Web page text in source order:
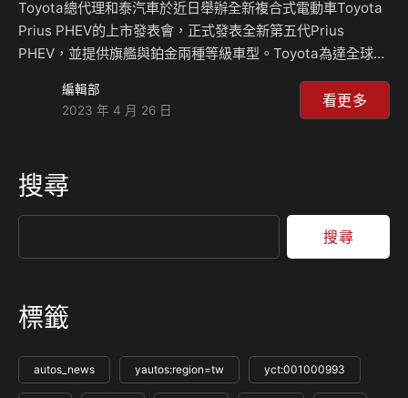
Toyota總代理和泰汽車於近日舉辦全新複合式電動車Toyota
Prius PHEV的上市發表會，正式發表全新第五代Prius
PHEV，並提供旗艦與鉑金兩種等級車型。Toyota為達全球碳
顧客最適合的電動化車輛。而在所有的電動化車款中，PHEV
複合式電動車除了是減碳效果最佳外，也是相當適合台灣用車
程，且使用家用插座即可便利充電、並搭載油電備援系統，讓
民眾假日出遊也無須計畫需要在哪個地點充電，可以說是一台
編輯部
2023 年 4 月 26 日
看更多
搜尋
搜尋
標籤
autos_news yautos:region=tw yct:001000993